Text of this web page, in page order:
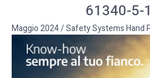
61340-5-1
Maggio 2024/Safety Systems Hand